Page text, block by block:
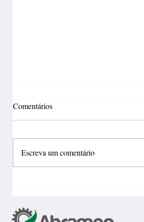
Comentários
Escreva um comentário